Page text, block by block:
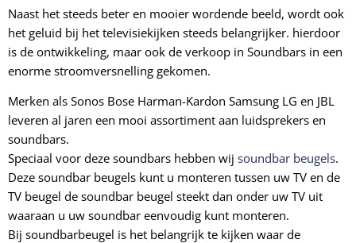
Naast het steeds beter en mooier wordende beeld, wordt ook
het geluid bij het televisiekijken steeds belangrijker. hierdoor
is de ontwikkeling, maar ook de verkoop in Soundbars in een
enorme stroomversnelling gekomen.
Merken als Sonos Bose Harman-Kardon Samsung LG en JBL
leveren al jaren een mooi assortiment aan luidsprekers en
soundbars.
Speciaal voor deze soundbars hebben wij soundbar beugels.
Deze soundbar beugels kunt u monteren tussen uw TV en de
TV beugel de soundbar beugel steekt dan onder uw TV uit
waaraan u uw soundbar eenvoudig kunt monteren.
Bij soundbarbeugel is het belangrijk te kijken waar de